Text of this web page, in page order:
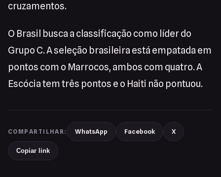
cruzamentos.
O Brasil busca a classificação como líder do
Grupo C. A seleção brasileira está empatada em
pontos com o Marrocos, ambos com quatro. A
Escócia tem três pontos e o Haiti não pontuou.
COMPARTILHAR: WhatsApp Facebook X
Copiar link